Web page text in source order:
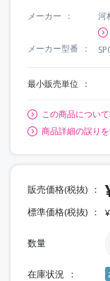
メーカー
河
メーカー型番
最小販売単位
この商品につい
商品詳細の誤り
販売価格(税抜)
標準価格(税抜) ¥
数量
在庫状況